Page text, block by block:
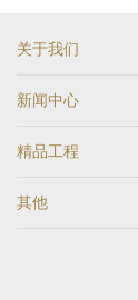
关于我们
新闻中心
精品工程
其他